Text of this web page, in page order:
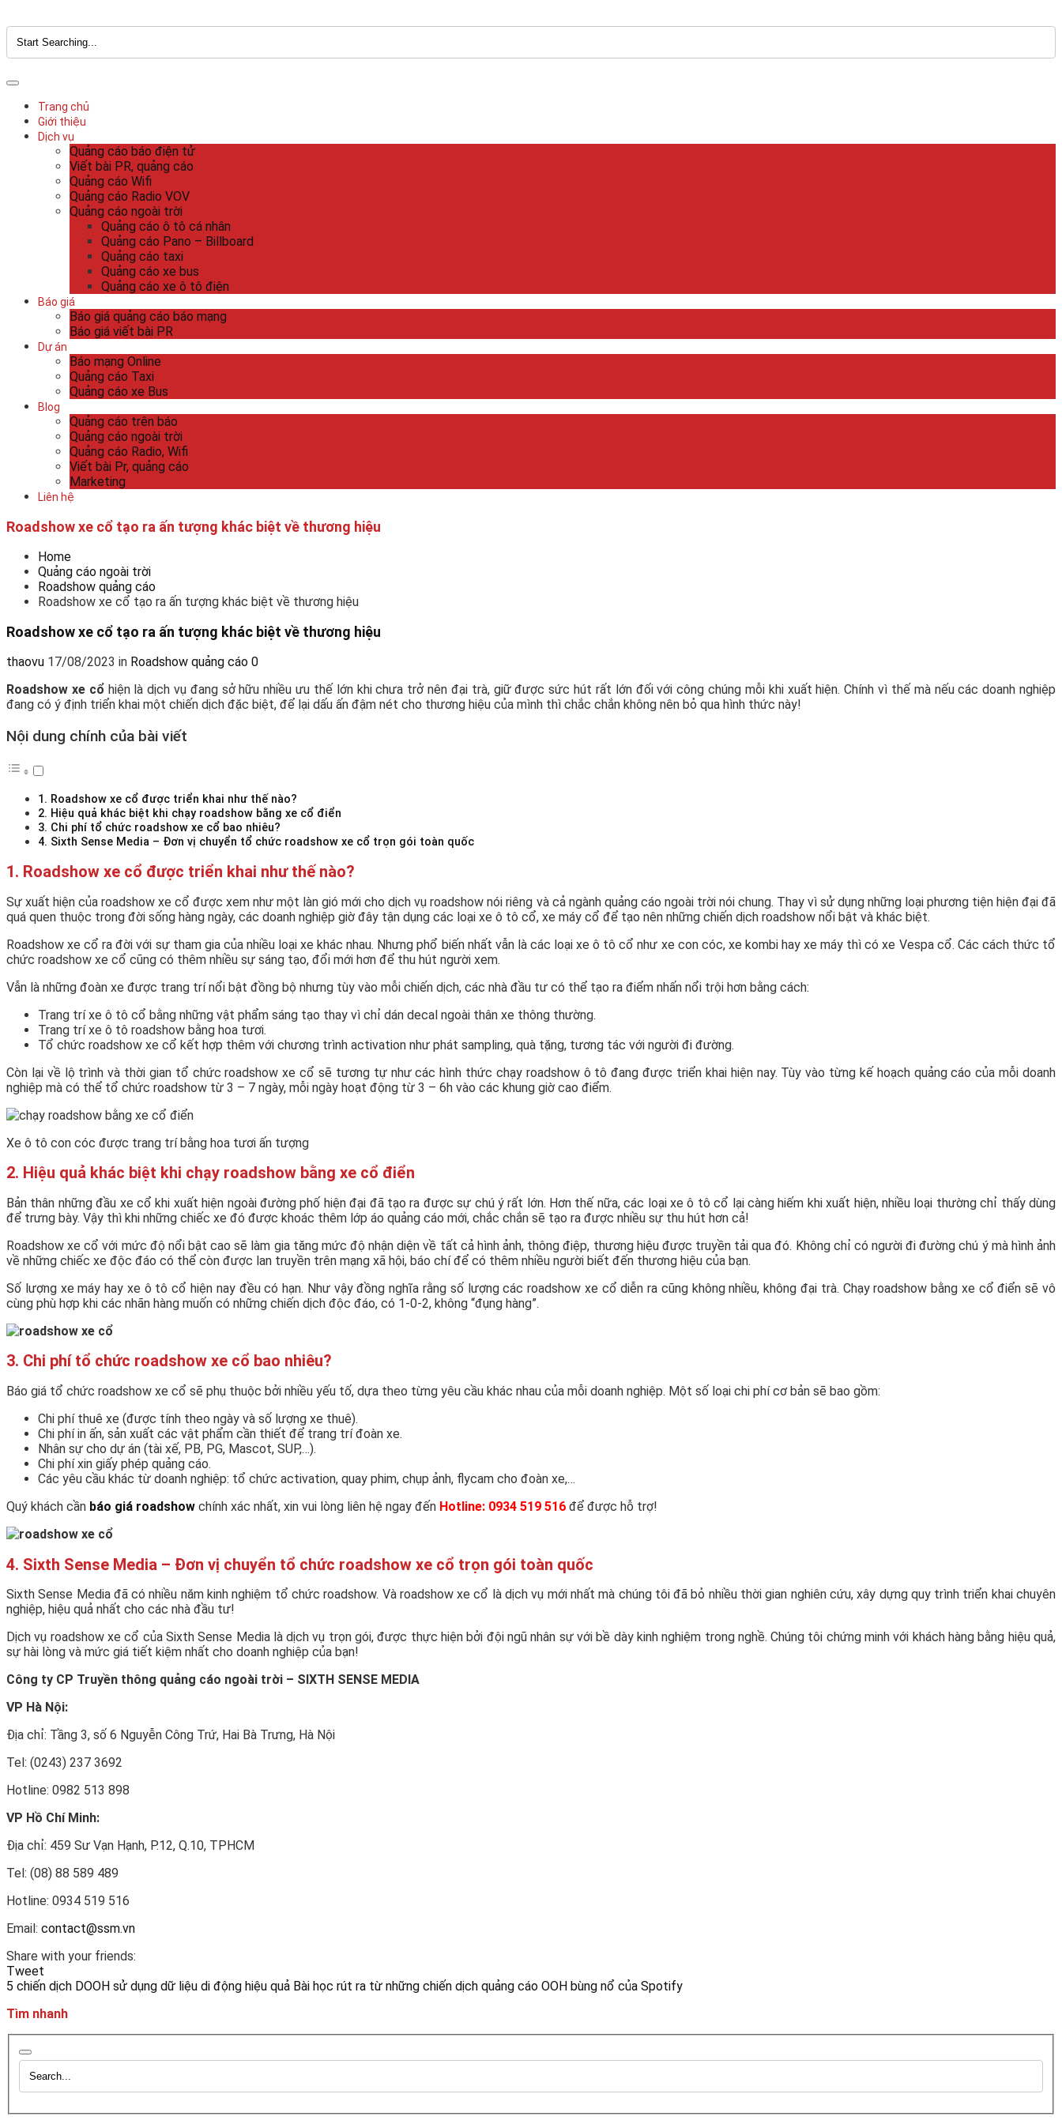
Trang chủ
Giới thiệu
Dịch vụ
Quảng cáo báo điện tử
Viết bài PR, quảng cáo
Quảng cáo Wifi
Quảng cáo Radio VOV
Quảng cáo ngoài trời
Quảng cáo ô tô cá nhân
Quảng cáo Pano – Billboard
Quảng cáo taxi
Quảng cáo xe bus
Quảng cáo xe ô tô điện
Báo giá
Báo giá quảng cáo báo mạng
Báo giá viết bài PR
Dự án
Báo mạng Online
Quảng cáo Taxi
Quảng cáo xe Bus
Blog
Quảng cáo trên báo
Quảng cáo ngoài trời
Quảng cáo Radio, Wifi
Viết bài Pr, quảng cáo
Marketing
Liên hệ
Roadshow xe cổ tạo ra ấn tượng khác biệt về thương hiệu
Home
Quảng cáo ngoài trời
Roadshow quảng cáo
Roadshow xe cổ tạo ra ấn tượng khác biệt về thương hiệu
Roadshow xe cổ tạo ra ấn tượng khác biệt về thương hiệu
thaovu 17/08/2023 in Roadshow quảng cáo 0
Roadshow xe cổ hiện là dịch vụ đang sở hữu nhiều ưu thế lớn khi chưa trở nên đại trà, giữ được sức hút rất lớn đối với công chúng mỗi khi xuất hiện. Chính vì thế mà nếu các doanh nghiệp
đang có ý định triển khai một chiến dịch đặc biệt, để lại dấu ấn đậm nét cho thương hiệu của mình thì chắc chắn không nên bỏ qua hình thức này!
Nội dung chính của bài viết
1. Roadshow xe cổ được triển khai như thế nào?
2. Hiệu quả khác biệt khi chạy roadshow bằng xe cổ điển
3. Chi phí tổ chức roadshow xe cổ bao nhiêu?
4. Sixth Sense Media – Đơn vị chuyển tổ chức roadshow xe cổ trọn gói toàn quốc
1. Roadshow xe cổ được triển khai như thế nào?
Sự xuất hiện của roadshow xe cổ được xem như một làn gió mới cho dịch vụ roadshow nói riêng và cả ngành quảng cáo ngoài trời nói chung. Thay vì sử dụng những loại phương tiện hiện đại đã
quá quen thuộc trong đời sống hàng ngày, các doanh nghiệp giờ đây tận dụng các loại xe ô tô cổ, xe máy cổ để tạo nên những chiến dịch roadshow nổi bật và khác biệt.
Roadshow xe cổ ra đời với sự tham gia của nhiều loại xe khác nhau. Nhưng phổ biến nhất vẫn là các loại xe ô tô cổ như xe con cóc, xe kombi hay xe máy thì có xe Vespa cổ. Các cách thức tổ
chức roadshow xe cổ cũng có thêm nhiều sự sáng tạo, đổi mới hơn để thu hút người xem.
Vẫn là những đoàn xe được trang trí nổi bật đồng bộ nhưng tùy vào mỗi chiến dịch, các nhà đầu tư có thể tạo ra điểm nhấn nổi trội hơn bằng cách:
Trang trí xe ô tô cổ bằng những vật phẩm sáng tạo thay vì chỉ dán decal ngoài thân xe thông thường.
Trang trí xe ô tô roadshow bằng hoa tươi.
Tổ chức roadshow xe cổ kết hợp thêm với chương trình activation như phát sampling, quà tặng, tương tác với người đi đường.
Còn lại về lộ trình và thời gian tổ chức roadshow xe cổ sẽ tương tự như các hình thức chạy roadshow ô tô đang được triển khai hiện nay. Tùy vào từng kế hoạch quảng cáo của mỗi doanh
nghiệp mà có thể tổ chức roadshow từ 3 – 7 ngày, mỗi ngày hoạt động từ 3 – 6h vào các khung giờ cao điểm.
Xe ô tô con cóc được trang trí bằng hoa tươi ấn tượng
2. Hiệu quả khác biệt khi chạy roadshow bằng xe cổ điển
Bản thân những đầu xe cổ khi xuất hiện ngoài đường phố hiện đại đã tạo ra được sự chú ý rất lớn. Hơn thế nữa, các loại xe ô tô cổ lại càng hiếm khi xuất hiện, nhiều loại thường chỉ thấy dùng
để trưng bày. Vậy thì khi những chiếc xe đó được khoác thêm lớp áo quảng cáo mới, chắc chắn sẽ tạo ra được nhiều sự thu hút hơn cả!
Roadshow xe cổ với mức độ nổi bật cao sẽ làm gia tăng mức độ nhận diện về tất cả hình ảnh, thông điệp, thương hiệu được truyền tải qua đó. Không chỉ có người đi đường chú ý mà hình ảnh
về những chiếc xe độc đáo có thể còn được lan truyền trên mạng xã hội, báo chí để có thêm nhiều người biết đến thương hiệu của bạn.
Số lượng xe máy hay xe ô tô cổ hiện nay đều có hạn. Như vậy đồng nghĩa rằng số lượng các roadshow xe cổ diễn ra cũng không nhiều, không đại trà. Chạy roadshow bằng xe cổ điển sẽ vô
cùng phù hợp khi các nhãn hàng muốn có những chiến dịch độc đáo, có 1-0-2, không “đụng hàng”.
3. Chi phí tổ chức roadshow xe cổ bao nhiêu?
Báo giá tổ chức roadshow xe cổ sẽ phụ thuộc bởi nhiều yếu tố, dựa theo từng yêu cầu khác nhau của mỗi doanh nghiệp. Một số loại chi phí cơ bản sẽ bao gồm:
Chi phí thuê xe (được tính theo ngày và số lượng xe thuê).
Chi phí in ấn, sản xuất các vật phẩm cần thiết để trang trí đoàn xe.
Nhân sự cho dự án (tài xế, PB, PG, Mascot, SUP,…).
Chi phí xin giấy phép quảng cáo.
Các yêu cầu khác từ doanh nghiệp: tổ chức activation, quay phim, chụp ảnh, flycam cho đoàn xe,…
Quý khách cần báo giá roadshow chính xác nhất, xin vui lòng liên hệ ngay đến Hotline: 0934 519 516 để được hỗ trợ!
4. Sixth Sense Media – Đơn vị chuyển tổ chức roadshow xe cổ trọn gói toàn quốc
Sixth Sense Media đã có nhiều năm kinh nghiệm tổ chức roadshow. Và roadshow xe cổ là dịch vụ mới nhất mà chúng tôi đã bỏ nhiều thời gian nghiên cứu, xây dựng quy trình triển khai chuyên
nghiệp, hiệu quả nhất cho các nhà đầu tư!
Dịch vụ roadshow xe cổ của Sixth Sense Media là dịch vụ trọn gói, được thực hiện bởi đội ngũ nhân sự với bề dày kinh nghiệm trong nghề. Chúng tôi chứng minh với khách hàng bằng hiệu quả,
sự hài lòng và mức giá tiết kiệm nhất cho doanh nghiệp của bạn!
Công ty CP Truyền thông quảng cáo ngoài trời – SIXTH SENSE MEDIA
VP Hà Nội:
Địa chỉ: Tầng 3, số 6 Nguyễn Công Trứ, Hai Bà Trưng, Hà Nội
Tel: (0243) 237 3692
Hotline: 0982 513 898
VP Hồ Chí Minh:
Địa chỉ: 459 Sư Vạn Hạnh, P.12, Q.10, TPHCM
Tel: (08) 88 589 489
Hotline: 0934 519 516
Email: contact@ssm.vn
Share with your friends:
Tweet
5 chiến dịch DOOH sử dụng dữ liệu di động hiệu quả Bài học rút ra từ những chiến dịch quảng cáo OOH bùng nổ của Spotify
Tìm nhanh